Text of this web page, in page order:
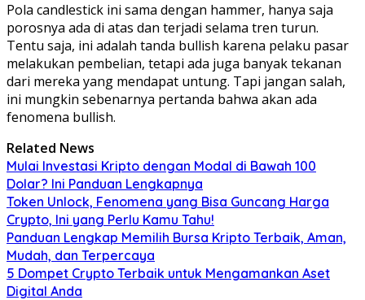
Pola candlestick ini sama dengan hammer, hanya saja
porosnya ada di atas dan terjadi selama tren turun.
Tentu saja, ini adalah tanda bullish karena pelaku pasar
melakukan pembelian, tetapi ada juga banyak tekanan
dari mereka yang mendapat untung. Tapi jangan salah,
ini mungkin sebenarnya pertanda bahwa akan ada
fenomena bullish.
Related News
Mulai Investasi Kripto dengan Modal di Bawah 100
Dolar? Ini Panduan Lengkapnya
Token Unlock, Fenomena yang Bisa Guncang Harga
Crypto, Ini yang Perlu Kamu Tahu!
Panduan Lengkap Memilih Bursa Kripto Terbaik, Aman,
Mudah, dan Terpercaya
5 Dompet Crypto Terbaik untuk Mengamankan Aset
Digital Anda